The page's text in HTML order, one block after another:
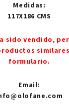
Medidas:
117X186 CMS
sido vendido,
formulario.
Email: